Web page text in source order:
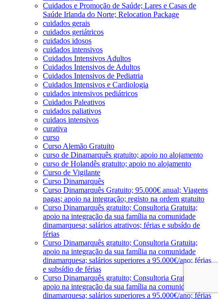
Cuidados e Promoção de Saúde; Lares e Casas de
Saúde Irlanda do Norte; Relocation Package
cuidados gerais
cuidados geriátricos
cuidados idosos
cuidados intensivos
Cuidados Intensivos Adultos
Cuidados Intensivos de Adultos
Cuidados Intensivos de Pediatria
Cuidados Intensivos e Cardiologia
cuidados intensivos pediátricos
Cuidados Paleativos
cuidados paliativos
cuidaos intensivos
curativa
curso
Curso Alemão Gratuito
curso de Dinamarquês gratuito; apoio no alojamento
curso de Holandês gratuito; apoio no alojamento
Curso de Vigilante
Curso Dinamarquês
Curso Dinamarquês Gratuito; 95.000€ anual; Viagens
pagas; apoio na integração; registo na ordem gratuito
Curso Dinamarquês gratuito; Consultoria Gratuita;
apoio na integração da sua família na comunidade
dinamarquesa; salários atrativos; férias e subsído de
férias
Curso Dinamarquês gratuito; Consultoria Gratuita;
apoio na integração da sua família na comunidade
dinamarquesa; salários superiores a 95.000€/ano; férias
e subsídio de férias
Curso Dinamarquês gratuito; Consultoria Gratuita;
apoio na integração da sua família na comunidade
dinamarquesa; salários superiores a 95.000€/ano; férias